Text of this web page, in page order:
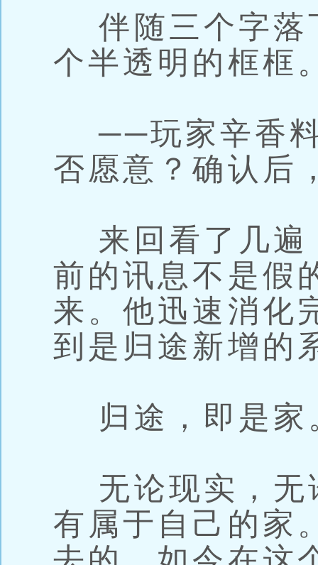
伴随三个字落
个半透明的框框
──玩家辛香料
否愿意？确认后
来回看了几遍
前的讯息不是假
来。他迅速消化
到是归途新增的
归途，即是家
无论现实，无
有属于自己的家